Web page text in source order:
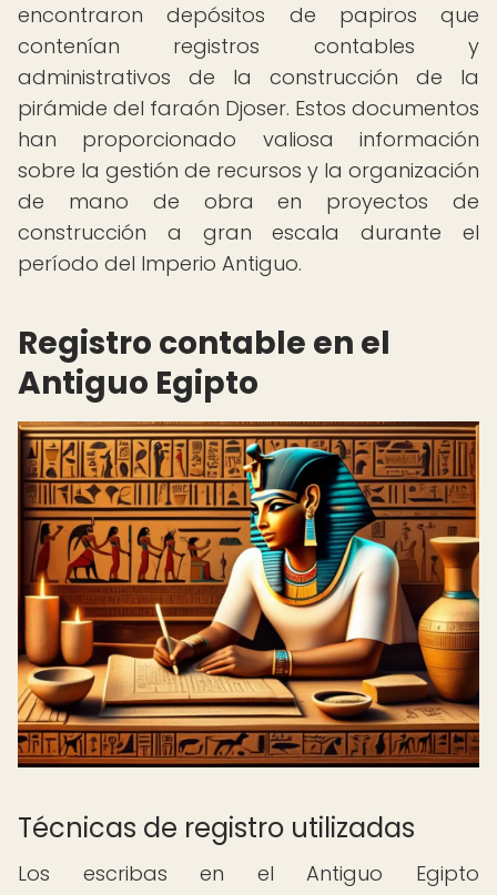
encontraron depósitos de papiros que
contenían registros contables y
administrativos de la construcción de la
pirámide del faraón Djoser. Estos documentos
han proporcionado valiosa información
sobre la gestión de recursos y la organización
de mano de obra en proyectos de
construcción a gran escala durante el
período del Imperio Antiguo.
Registro contable en el
Antiguo Egipto
Técnicas de registro utilizadas
Los escribas en el Antiguo Egipto